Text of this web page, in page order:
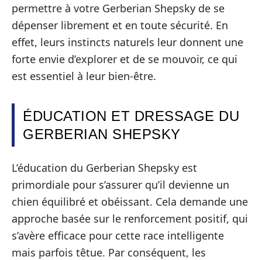
permettre à votre Gerberian Shepsky de se
dépenser librement et en toute sécurité. En
effet, leurs instincts naturels leur donnent une
forte envie d’explorer et de se mouvoir, ce qui
est essentiel à leur bien-être.
ÉDUCATION ET DRESSAGE DU
GERBERIAN SHEPSKY
L’éducation du Gerberian Shepsky est
primordiale pour s’assurer qu’il devienne un
chien équilibré et obéissant. Cela demande une
approche basée sur le renforcement positif, qui
s’avère efficace pour cette race intelligente
mais parfois têtue. Par conséquent, les